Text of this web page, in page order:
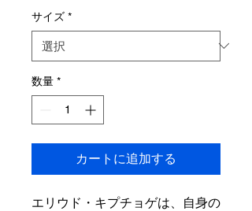
格
価
サイズ *
数量 *
カートに追加する
エリウド・キプチョゲは、自身の